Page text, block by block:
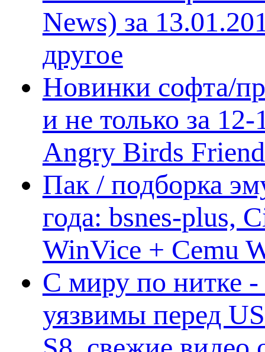
News) за
другое
Новинки софта/
и не только за
Angry Birds
Пак / подборка
года: bsnes-plus,
WinVice + Cemu
С миру по нитке
уязвимы перед